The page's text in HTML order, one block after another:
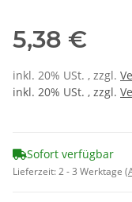
5,38 €
inkl. 20% USt. , zzgl.
inkl. 20% USt. , zzgl.
Sofort verfügbar
Lieferzeit:2 - 3 Werktage